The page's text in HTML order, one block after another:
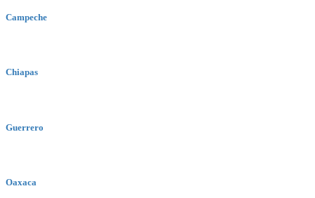
Campeche
Chiapas
Guerrero
Oaxaca